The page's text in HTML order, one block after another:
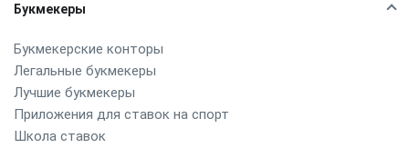
Букмекеры
Букмекерские конторы
Легальные букмекеры
Лучшие букмекеры
Приложения для ставок на спорт
Школа ставок